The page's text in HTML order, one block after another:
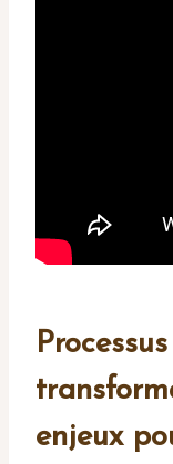
enjeux